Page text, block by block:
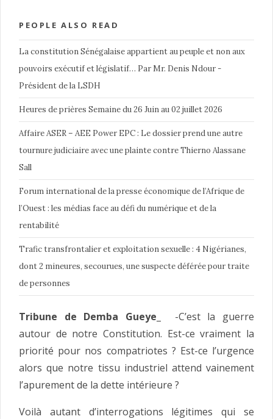
PEOPLE ALSO READ
La constitution Sénégalaise appartient au peuple et non aux
pouvoirs exécutif et législatif… Par Mr. Denis Ndour -
Président de la LSDH
Heures de prières Semaine du 26 Juin au 02 juillet 2026
Affaire ASER – AEE Power EPC : Le dossier prend une autre
tournure judiciaire avec une plainte contre Thierno Alassane
Sall
Forum international de la presse économique de l’Afrique de
l’Ouest : les médias face au défi du numérique et de la
rentabilité
Trafic transfrontalier et exploitation sexuelle : 4 Nigérianes,
dont 2 mineures, secourues, une suspecte déférée pour traite
de personnes
Tribune de Demba Gueye _ -C’est la guerre
autour de notre Constitution. Est-ce vraiment la
priorité pour nos compatriotes ? Est-ce l’urgence
alors que notre tissu industriel attend vainement
l’apurement de la dette intérieure ?
Voilà autant d’interrogations légitimes qui se